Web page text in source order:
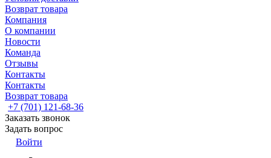
Возврат товара
Компания
О компании
Новости
Команда
Отзывы
Контакты
Контакты
Возврат товара
+7 (701) 121-68-36
Заказать звонок
Задать вопрос
Войти